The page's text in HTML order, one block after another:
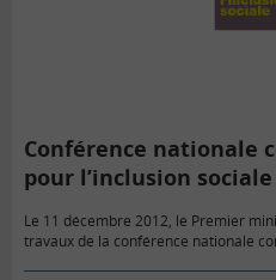
Conférence nationale
pour l’inclusion sociale
Le 11 décembre 2012, le Premier
travaux de la conférence nationale